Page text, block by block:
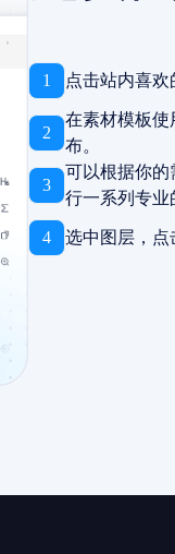
1 点击站内喜
2
在素材模板使
布。
3
可以根据你的
行一系列专
4 选中图层，点